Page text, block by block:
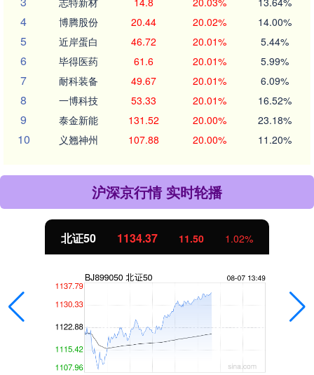
4 博腾股份 20.44 20.02% 14.00%
5 近岸蛋白 46.72 20.01% 5.44%
6 毕得医药 61.6 20.01% 5.99%
7 耐科装备 49.67 20.01% 6.09%
8 一博科技 53.33 20.01% 16.52%
9 泰金新能 131.52 20.00% 23.18%
10 义翘神州 107.88 20.00% 11.20%
沪深京行情 实时轮播
北证50 1134.37 11.50 1.02%